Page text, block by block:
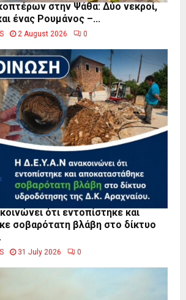
στην Ψάθα: Δύο νεκροί,
ένας Ρουμάνος –...
2 August 2026 0
ότι εντοπίστηκε και
σοβαρότατη βλάβη στο δίκτυο
31 July 2026 0